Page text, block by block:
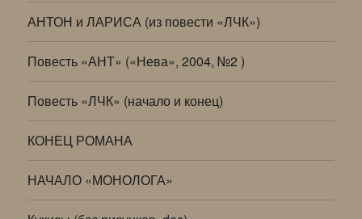
АНТОН и ЛАРИСА (из повести «ЛЧК»)
Повесть «АНТ» («Нева», 2004, №2 )
Повесть «ЛЧК» (начало и конец)
КОНЕЦ РОМАНА
НАЧАЛО «МОНОЛОГА»